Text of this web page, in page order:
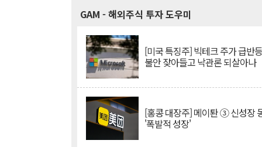
GAM - 해외주식 투자 도우미
[미국 특징주] 빅테크 주가 급반
불안 잦아들고 낙관론 되살아나
[홍콩 대장주] 메이퇀 ③ 신성장
'폭발적 성장'